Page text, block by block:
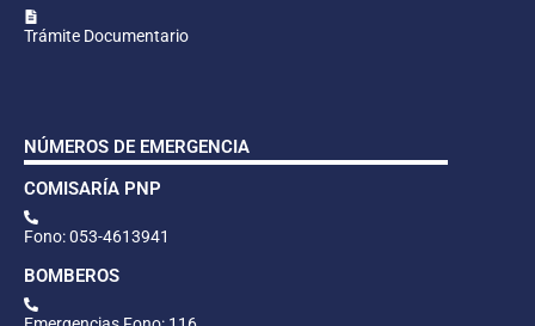
Trámite Documentario
NÚMEROS DE EMERGENCIA
COMISARÍA PNP
Fono: 053-4613941
BOMBEROS